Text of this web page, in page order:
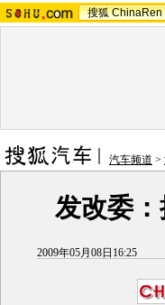
搜狐 ChinaRen
汽车频道 >
发改委
2009年05月08日16:25